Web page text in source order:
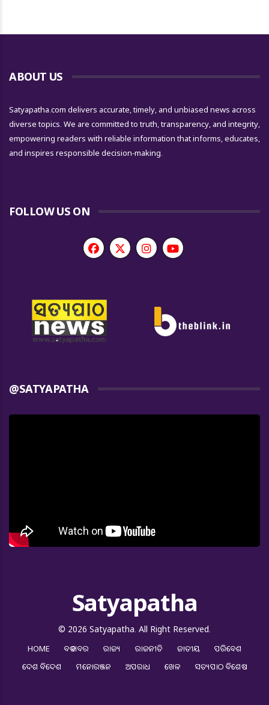
ABOUT US
Satyapatha.com delivers accurate, timely, and unbiased news across
diverse topics. We are committed to truth, transparency, and integrity,
empowering readers with reliable information that informs, educates,
and inspires responsible decision-making.
FOLLOW US ON
@SATYAPATHA
Satyapatha
© 2026 Satyapatha. All Right Reserved.
HOME ବଡ ଖବର ରାଜ୍ୟ ରାଜନୀତି ଜାତୀୟ
ପରିବେଶ
ଦେଶ ବିଦେଶ
ମନୋରଞ୍ଜନ ଅପରାଧ ଖେଳ ସତ୍ୟପାଠ ବିଶେଷ